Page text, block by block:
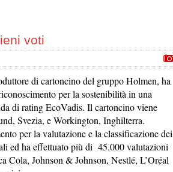
voti
di cartoncino del gruppo Holmen, ha
per la sostenibilità in una
di rating EcoVadis. Il cartoncino viene
Svezia, e Workington, Inghilterra.
per la valutazione e la classificazione dei
ed ha effettuato più di 45.000 valutazioni
Cola, Johnson & Johnson, Nestlé, L’Oréal